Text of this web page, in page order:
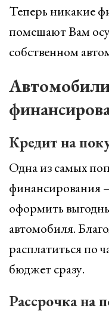
Теперь никакие
помешают Вам
собственном
Кредит на
Одна из самых
финансирования
оформить
автомобиля.
расплатиться по
бюджет сразу.
Рассрочка на